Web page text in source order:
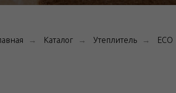
→ Каталог → Утеплитель → ECO